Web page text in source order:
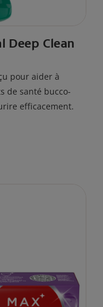
Deep Clean
pour aider à
de santé bucco-
efficacement.